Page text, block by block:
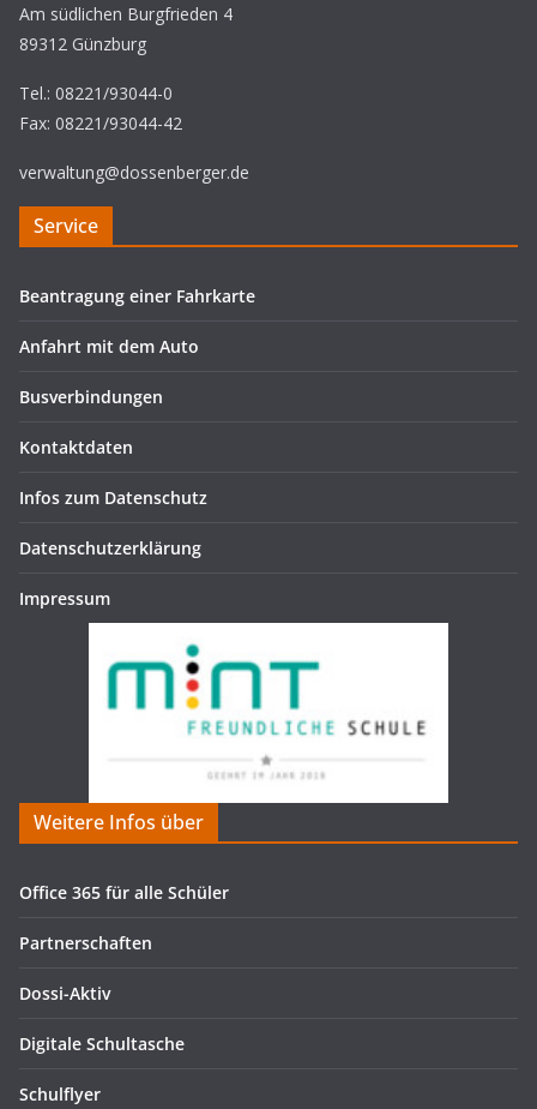
Am südlichen Burgfrieden 4
89312 Günzburg
Tel.: 08221/93044-0
Fax: 08221/93044-42
verwaltung@dossenberger.de
Service
Beantragung einer Fahrkarte
Anfahrt mit dem Auto
Busverbindungen
Kontaktdaten
Infos zum Datenschutz
Datenschutzerklärung
Impressum
Weitere Infos über
Office 365 für alle Schüler
Partnerschaften
Dossi-Aktiv
Digitale Schultasche
Schulflyer